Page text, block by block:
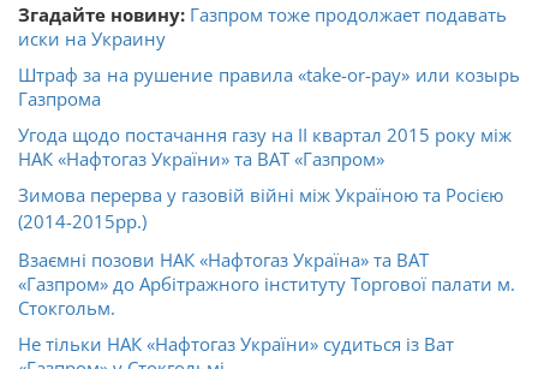
Згадайте новину: Газпром тоже продолжает подавать
иски на Украину
Штраф за на рушение правила «take-or-pay» или козырь
Газпрома
Угода щодо постачання газу на ІІ квартал 2015 року між
НАК «Нафтогаз України» та ВАТ «Газпром»
Зимова перерва у газовій війні між Україною та Росією
(2014-2015рр.)
Взаємні позови НАК «Нафтогаз Україна» та ВАТ
«Газпром» до Арбітражного інституту Торгової палати м.
Стокгольм.
Не тільки НАК «Нафтогаз України» судиться із Ват